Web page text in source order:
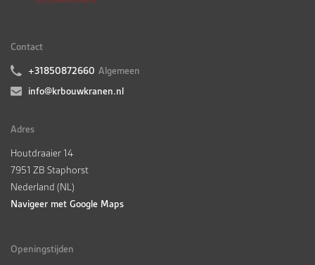
Contact
+31850872660 Algemeen
info@krbouwkranen.nl
Adres
Houtdraaier 14
7951 ZB Staphorst
Nederland (NL)
Navigeer met Google Maps
Openingstijden